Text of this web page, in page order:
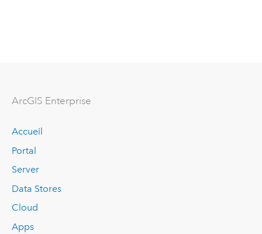
ArcGIS Enterprise
Accueil
Portal
Server
Data Stores
Cloud
Apps